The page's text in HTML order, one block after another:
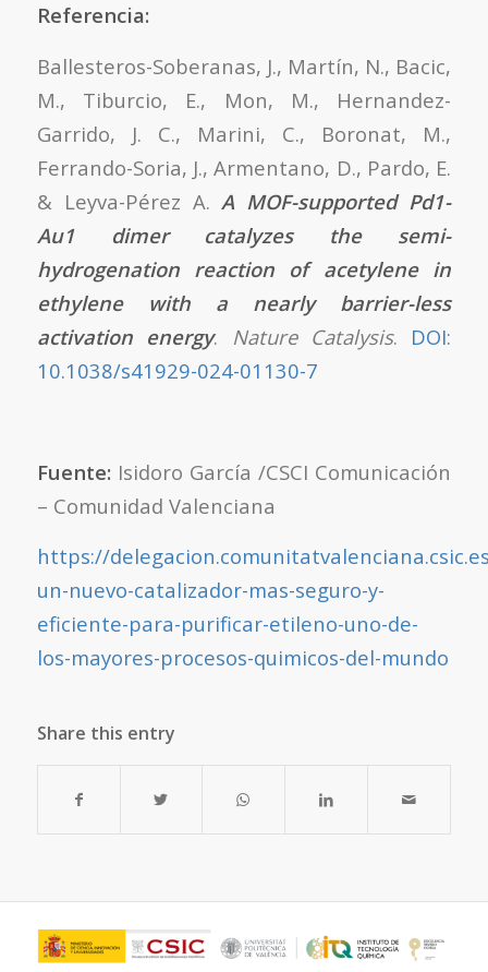
Referencia:
Ballesteros-Soberanas, J., Martín, N., Bacic,
M., Tiburcio, E., Mon, M., Hernandez-
Garrido, J. C., Marini, C., Boronat, M.,
Ferrando-Soria, J., Armentano, D., Pardo, E.
& Leyva-Pérez A. A MOF-supported Pd1-
Au1 dimer catalyzes the semi-
hydrogenation reaction of acetylene in
ethylene with a nearly barrier-less
activation energy. Nature Catalysis. DOI:
10.1038/s41929-024-01130-7
Fuente: Isidoro García /CSCI Comunicación
– Comunidad Valenciana
https://
un-nuevo-catalizador-mas-seguro-y-
eficiente-para-purificar-etileno-uno-de-
los-mayores-procesos-quimicos-del-mundo
Share this entry